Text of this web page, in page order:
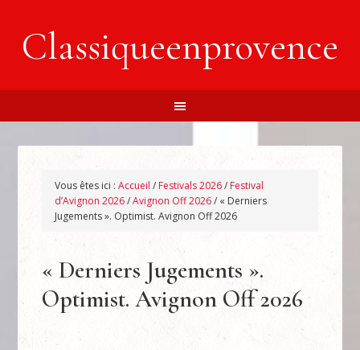
Classiqueenprovence
Vous êtes ici :Accueil / Festivals 2026/ Festival
d’Avignon 2026/Avignon Off 2026/ « Derniers
Jugements ». Optimist. Avignon Off 2026
« Derniers Jugements ».
Optimist. Avignon Off 2026